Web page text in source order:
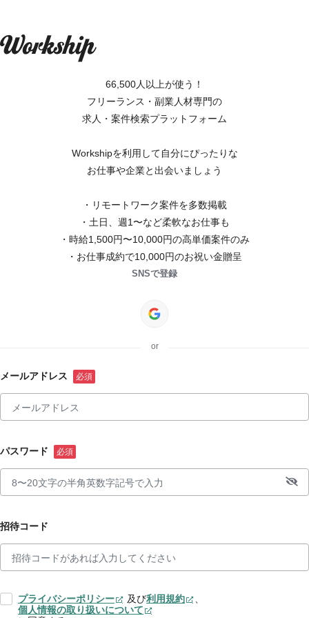
66,500人以上が使う！
フリーランス・副業人材専門の
求人・案件検索プラットフォーム
Workshipを利用して自分にぴったりな
お仕事や企業と出会いましょう
・リモートワーク案件を多数掲載
・土日、週1〜など柔軟なお仕事も
・時給1,500円〜10,000円の高単価案件のみ
・お仕事成約で10,000円のお祝い金贈呈
SNSで登録
or
メールアドレス
パスワード
招待コード
プライバシーポリシー 及び利用規約
、
個人情報の取り扱いについて